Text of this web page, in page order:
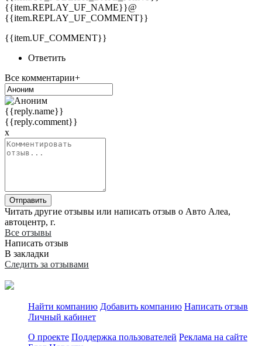
{{item.REPLAY_UF_NAME}}@
{{item.REPLAY_UF_COMMENT}}
{{item.UF_COMMENT}}
Ответить
Все комментарии+
{{reply.name}}
{{reply.comment}}
x
Отправить
Читать другие отзывы или написать отзыв о Авто Алеа,
автоцентр, г.
Все отзывы
Написать отзыв
В закладки
Следить за отзывами
Найти компанию Добавить компанию Написать отзыв
Личный кабинет
О проекте Поддержка пользователей Реклама на сайте